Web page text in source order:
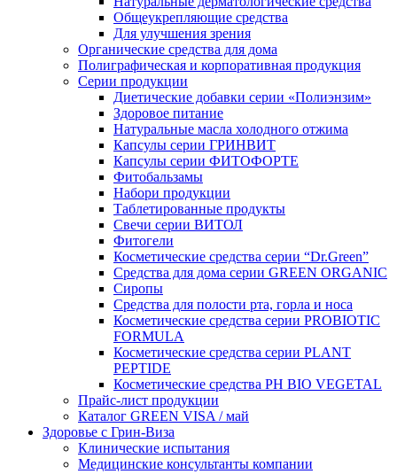
Общеукрепляющие средства
Для улучшения зрения
Органические средства для дома
Полиграфическая и корпоративная продукция
Серии продукции
Диетические добавки серии «Полиэнзим»
Здоровое питание
Натуральные масла холодного отжима
Капсулы серии ГРИНВИТ
Капсулы серии ФИТОФОРТЕ
Фитобальзамы
Набори продукции
Таблетированные продукты
Свечи серии ВИТОЛ
Фитогели
Косметические средства серии “Dr.Green”
Средства для дома серии GREEN ORGANIC
Сиропы
Средства для полости рта, горла и носа
Косметические средства серии PROBIOTIC
FORMULA
Косметические средства серии PLANT
PEPTIDE
Косметические средства PH BIO VEGETAL
Прайс-лист продукции
Каталог GREEN VISA / май
Здоровье с Грин-Виза
Клинические испытания
Медицинские консультанты компании